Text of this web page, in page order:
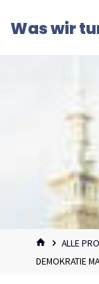
Inhalt
Was wir
STARTALLE
DEMOKRATIE